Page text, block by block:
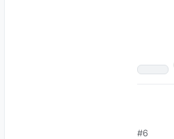
#6